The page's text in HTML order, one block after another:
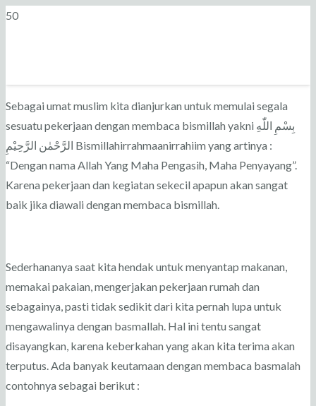
Sebagai umat muslim kita dianjurkan untuk memulai segala
sesuatu pekerjaan dengan membaca bismillah yakni بِسْمِ اللّٰهِ
الرَّحْمٰن الرَّحِيْمِ Bismillahirrahmaanirrahiim yang artinya :
“Dengan nama Allah Yang Maha Pengasih, Maha Penyayang”.
Karena pekerjaan dan kegiatan sekecil apapun akan sangat
baik jika diawali dengan membaca bismillah.
Sederhananya saat kita hendak untuk menyantap makanan,
memakai pakaian, mengerjakan pekerjaan rumah dan
sebagainya, pasti tidak sedikit dari kita pernah lupa untuk
mengawalinya dengan basmallah. Hal ini tentu sangat
disayangkan, karena keberkahan yang akan kita terima akan
terputus. Ada banyak keutamaan dengan membaca basmalah
contohnya sebagai berikut :